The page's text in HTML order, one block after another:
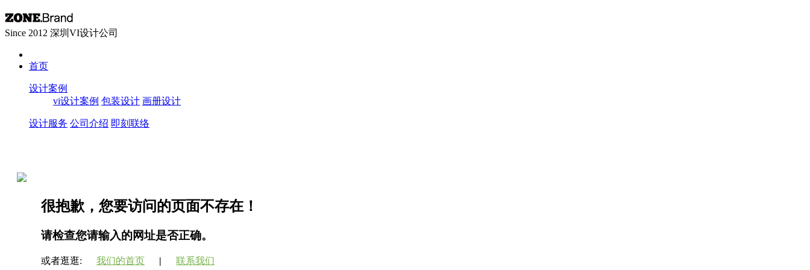
Since 2012 深圳VI设计公司
首页
设计案例
vi设计案例 包装设计 画册设计
设计服务 公司介绍 即刻联络
很抱歉，您要访问的页面不存在！
请检查您请输入的网址是否正确。
或者逛逛: 我们的首页 | 联系我们